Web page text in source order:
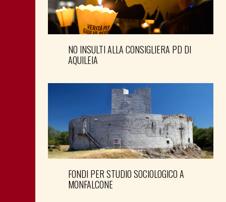
NO INSULTI ALLA CONSIGLIERA PD DI
AQUILEIA
FONDI PER STUDIO SOCIOLOGICO A
MONFALCONE